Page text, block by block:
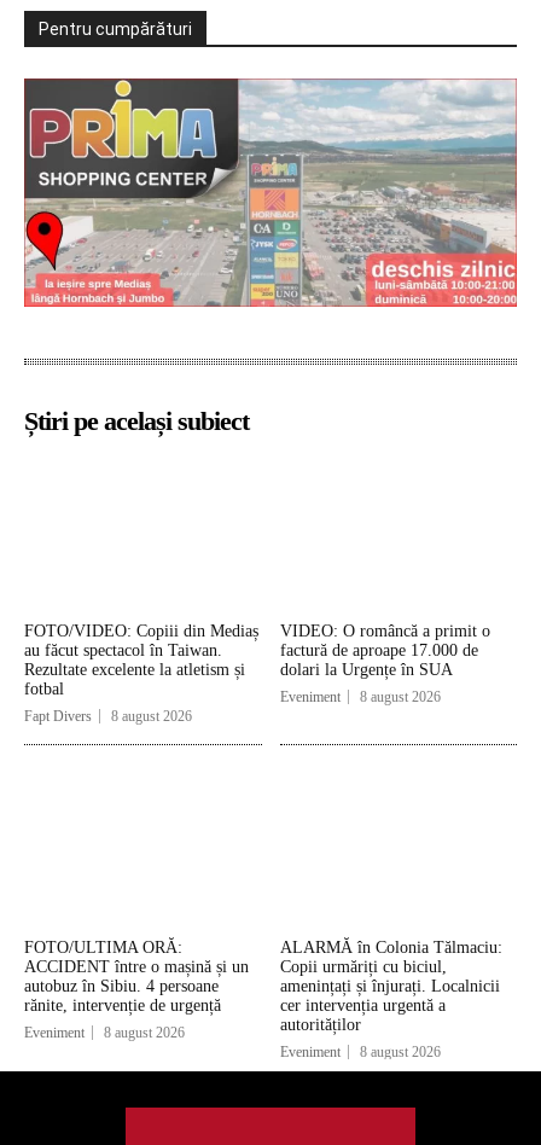
Pentru cumpărături
Știri pe același subiect
FOTO/VIDEO: Copiii din Mediaș
au făcut spectacol în Taiwan.
Rezultate excelente la atletism și
fotbal
Fapt Divers 8 august 2026
VIDEO: O româncă a primit o
factură de aproape 17.000 de
dolari la Urgențe în SUA
Eveniment 8 august 2026
FOTO/ULTIMA ORĂ:
ACCIDENT între o mașină și un
autobuz în Sibiu. 4 persoane
rănite, intervenție de urgență
Eveniment 8 august 2026
ALARMĂ în Colonia Tălmaciu:
Copii urmăriți cu biciul,
amenințați și înjurați. Localnicii
cer intervenția urgentă a
autorităților
Eveniment 8 august 2026